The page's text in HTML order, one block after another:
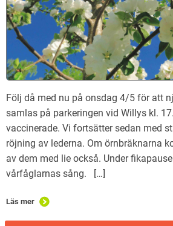
Följ då med nu på onsdag 4/5 för att
samlas på parkeringen vid Willys kl.
vaccinerade. Vi fortsätter sedan med
röjning av lederna. Om örnbräknarna
av dem med lie också. Under
vårfåglarnas sång. […]
Läs mer